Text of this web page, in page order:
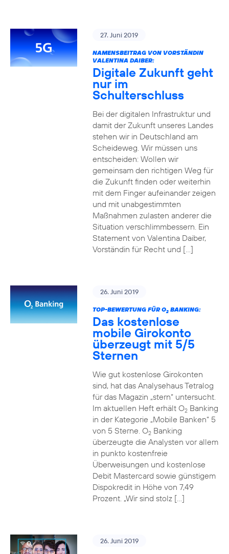
27. Juni 2019
NAMENSBEITRAG VON VORSTÄNDIN
VALENTINA DAIBER:
Digitale Zukunft geht
nur im
Schulterschluss
Bei der digitalen Infrastruktur und
damit der Zukunft unseres Landes
stehen wir in Deutschland am
Scheideweg. Wir müssen uns
entscheiden: Wollen wir
gemeinsam den richtigen Weg für
die Zukunft finden oder weiterhin
mit dem Finger aufeinander zeigen
und mit unabgestimmten
Maßnahmen zulasten anderer die
Situation verschlimmbessern. Ein
Statement von Valentina Daiber,
Vorständin für Recht und […]
26. Juni 2019
TOP-BEWERTUNG FÜR O2BANKING:
Das kostenlose
mobile Girokonto
überzeugt mit 5/5
Sternen
Wie gut kostenlose Girokonten
sind, hat das Analysehaus Tetralog
für das Magazin „stern“ untersucht.
Im aktuellen Heft erhält O2Banking
in der Kategorie „Mobile Banken“ 5
von 5 Sterne. O2Banking
überzeugte die Analysten vor allem
in punkto kostenfreie
Überweisungen und kostenlose
Debit Mastercard sowie günstigem
Dispokredit in Höhe von 7,49
Prozent. „Wir sind stolz […]
26. Juni 2019